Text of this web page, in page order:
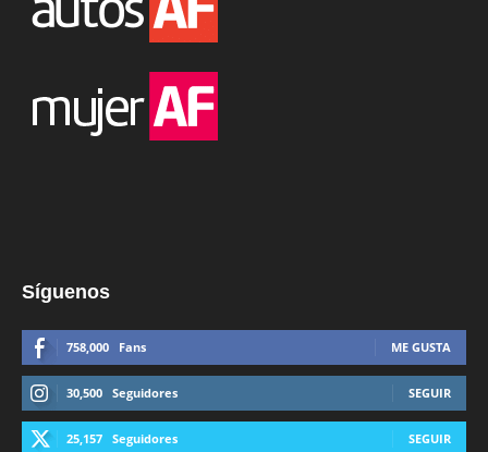
Síguenos
758,000 Fans ME GUSTA
30,500 Seguidores SEGUIR
25,157 Seguidores SEGUIR